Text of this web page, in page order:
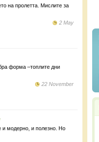
на пролетта. Мислите за
2 May
форма –топлите дни
22 November
модерно, и полезно. Но